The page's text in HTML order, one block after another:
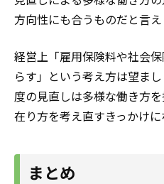
方向性にも合うものだと言え
経営上「雇用保険料や社会
らす」という考え方は望ま
度の見直しは多様な働き方
在り方を考え直すきっかけに
まとめ